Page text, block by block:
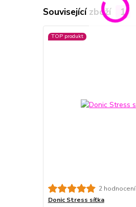
Související zboží 1
TOP produkt
2 hodnocení
Donic Stress síťka